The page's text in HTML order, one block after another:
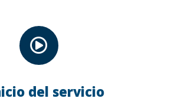

del servicio